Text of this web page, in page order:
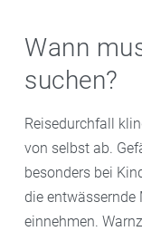
Wann
suchen?
Reisedurchfall
von selbst ab.
besonders bei
die entwässernde
einnehmen.